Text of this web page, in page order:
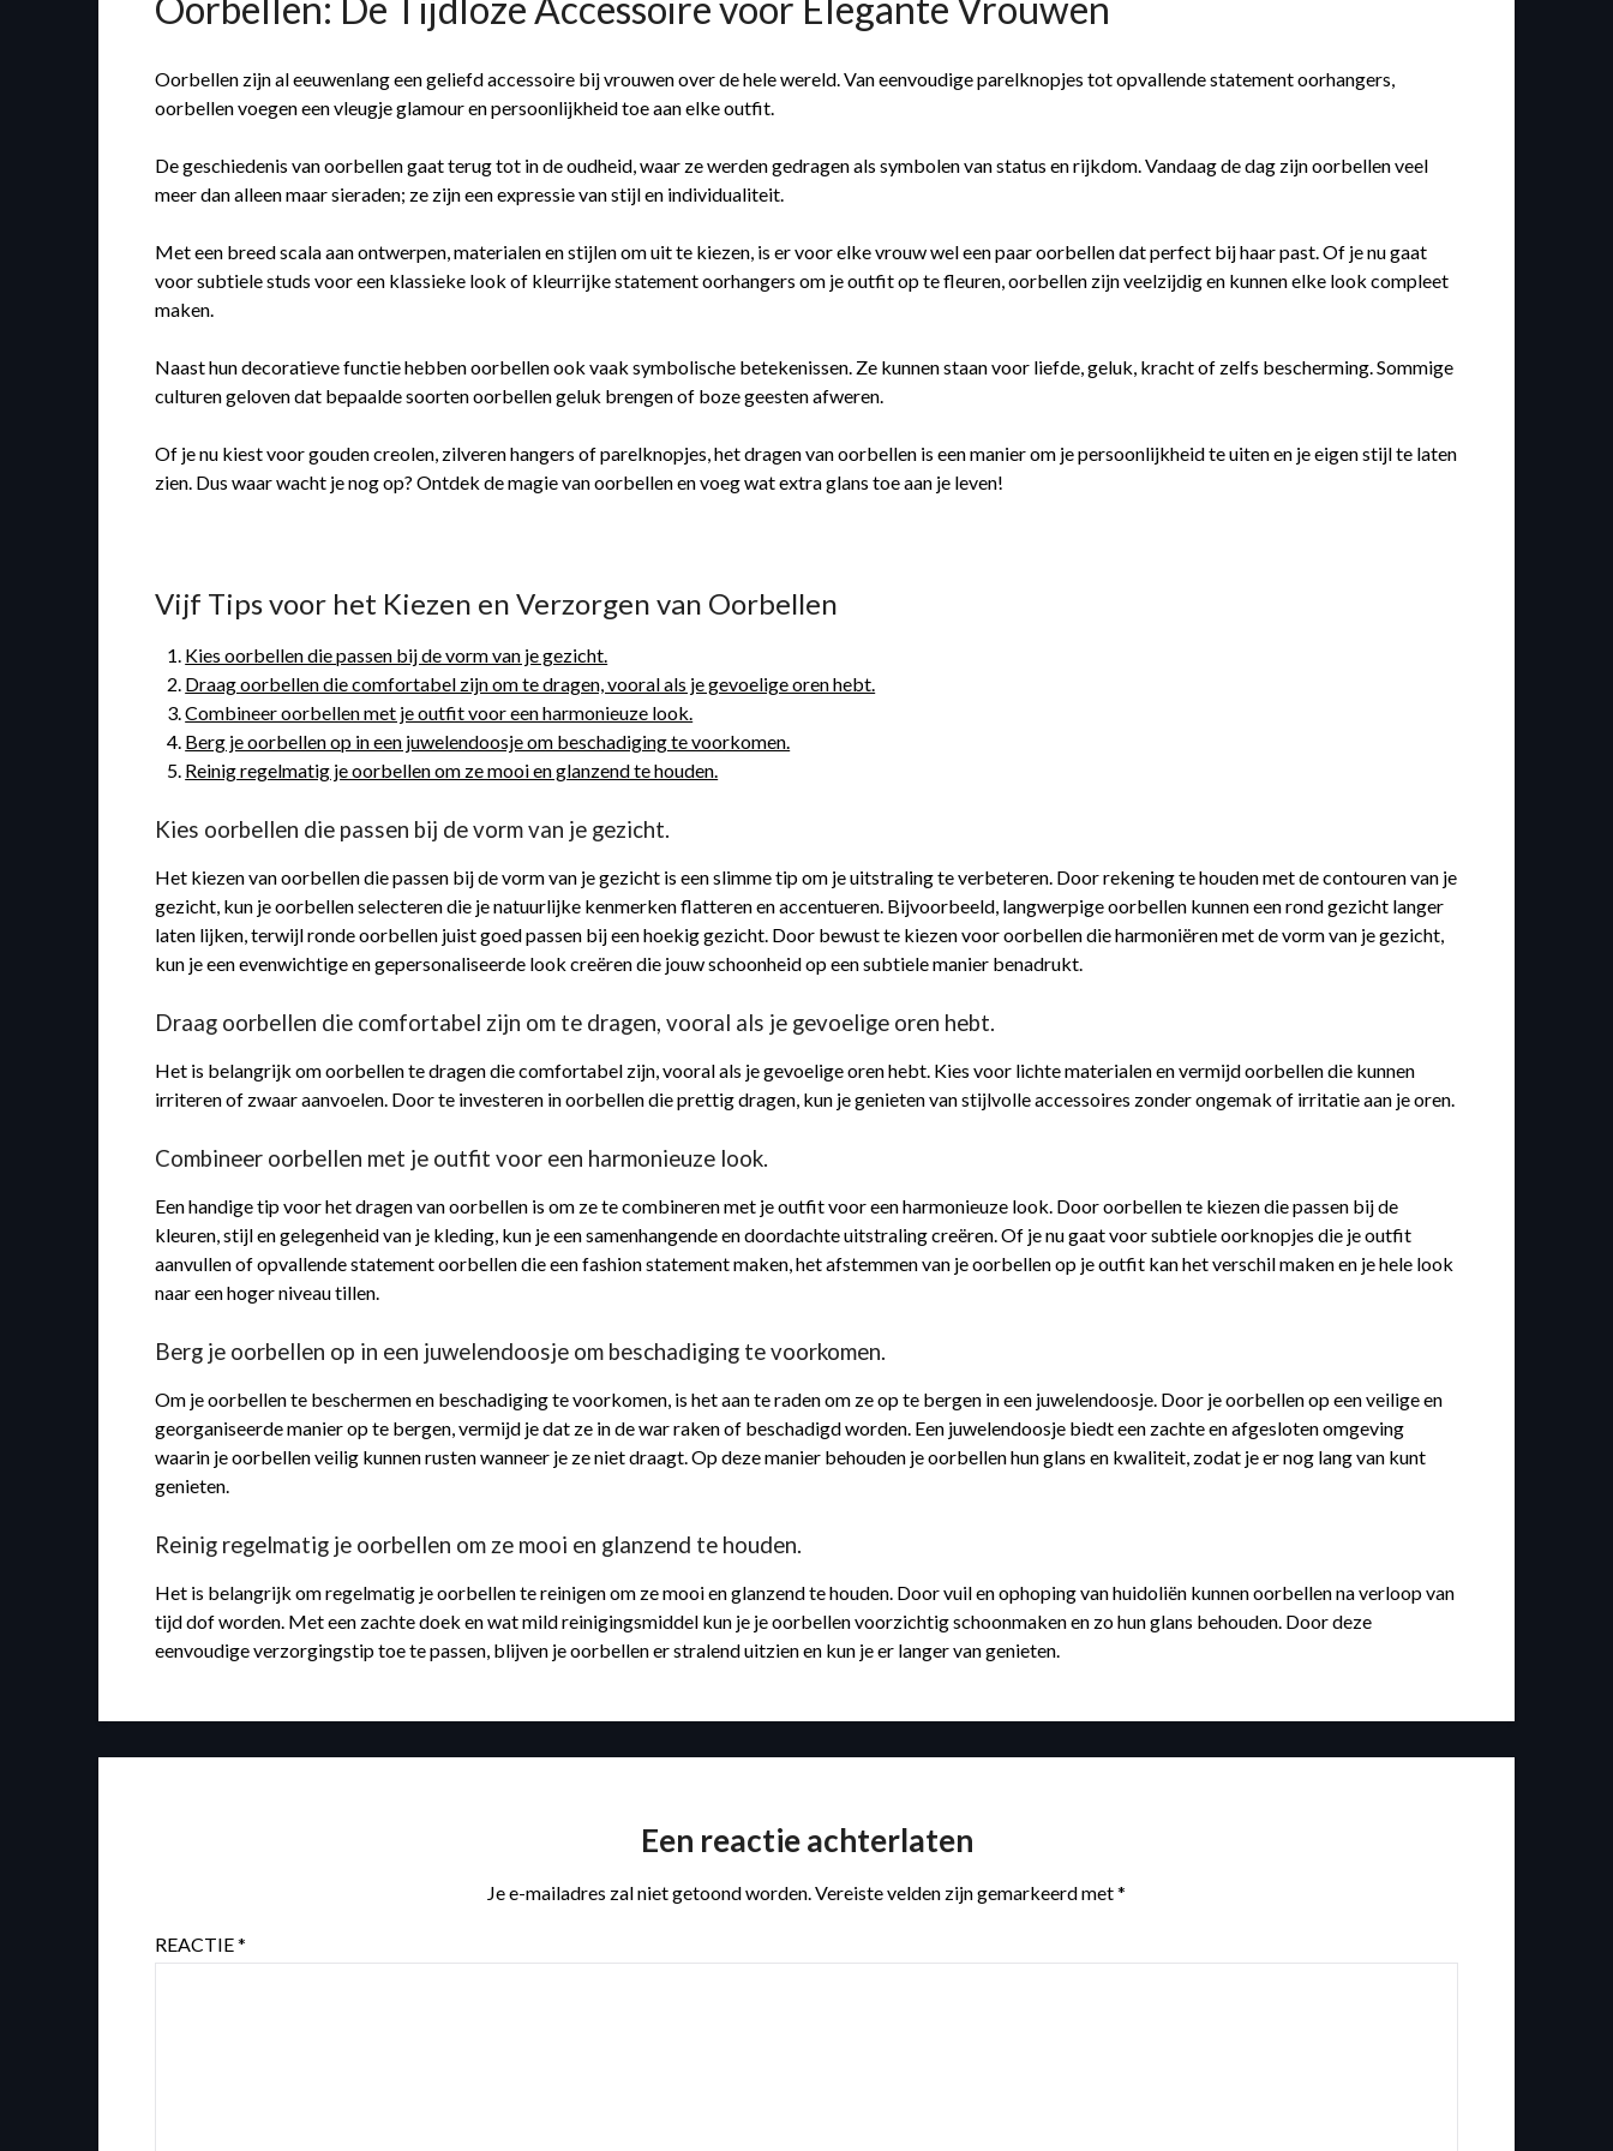
Oorbellen zijn al eeuwenlang een geliefd accessoire bij vrouwen over de hele wereld. Van eenvoudige parelknopjes tot opvallende statement oorhangers,
oorbellen voegen een vleugje glamour en persoonlijkheid toe aan elke outfit.
De geschiedenis van oorbellen gaat terug tot in de oudheid, waar ze werden gedragen als symbolen van status en rijkdom. Vandaag de dag zijn oorbellen veel
meer dan alleen maar sieraden; ze zijn een expressie van stijl en individualiteit.
Met een breed scala aan ontwerpen, materialen en stijlen om uit te kiezen, is er voor elke vrouw wel een paar oorbellen dat perfect bij haar past. Of je nu gaat
voor subtiele studs voor een klassieke look of kleurrijke statement oorhangers om je outfit op te fleuren, oorbellen zijn veelzijdig en kunnen elke look compleet
maken.
Naast hun decoratieve functie hebben oorbellen ook vaak symbolische betekenissen. Ze kunnen staan voor liefde, geluk, kracht of zelfs bescherming. Sommige
culturen geloven dat bepaalde soorten oorbellen geluk brengen of boze geesten afweren.
Of je nu kiest voor gouden creolen, zilveren hangers of parelknopjes, het dragen van oorbellen is een manier om je persoonlijkheid te uiten en je eigen stijl te laten
zien. Dus waar wacht je nog op? Ontdek de magie van oorbellen en voeg wat extra glans toe aan je leven!
Vijf Tips voor het Kiezen en Verzorgen van Oorbellen
Kies oorbellen die passen bij de vorm van je gezicht.
Draag oorbellen die comfortabel zijn om te dragen, vooral als je gevoelige oren hebt.
Combineer oorbellen met je outfit voor een harmonieuze look.
Berg je oorbellen op in een juwelendoosje om beschadiging te voorkomen.
Reinig regelmatig je oorbellen om ze mooi en glanzend te houden.
Kies oorbellen die passen bij de vorm van je gezicht.
Het kiezen van oorbellen die passen bij de vorm van je gezicht is een slimme tip om je uitstraling te verbeteren. Door rekening te houden met de contouren van je
gezicht, kun je oorbellen selecteren die je natuurlijke kenmerken flatteren en accentueren. Bijvoorbeeld, langwerpige oorbellen kunnen een rond gezicht langer
laten lijken, terwijl ronde oorbellen juist goed passen bij een hoekig gezicht. Door bewust te kiezen voor oorbellen die harmoniëren met de vorm van je gezicht,
kun je een evenwichtige en gepersonaliseerde look creëren die jouw schoonheid op een subtiele manier benadrukt.
Draag oorbellen die comfortabel zijn om te dragen, vooral als je gevoelige oren hebt.
Het is belangrijk om oorbellen te dragen die comfortabel zijn, vooral als je gevoelige oren hebt. Kies voor lichte materialen en vermijd oorbellen die kunnen
irriteren of zwaar aanvoelen. Door te investeren in oorbellen die prettig dragen, kun je genieten van stijlvolle accessoires zonder ongemak of irritatie aan je oren.
Combineer oorbellen met je outfit voor een harmonieuze look.
Een handige tip voor het dragen van oorbellen is om ze te combineren met je outfit voor een harmonieuze look. Door oorbellen te kiezen die passen bij de
kleuren, stijl en gelegenheid van je kleding, kun je een samenhangende en doordachte uitstraling creëren. Of je nu gaat voor subtiele oorknopjes die je outfit
aanvullen of opvallende statement oorbellen die een fashion statement maken, het afstemmen van je oorbellen op je outfit kan het verschil maken en je hele look
naar een hoger niveau tillen.
Berg je oorbellen op in een juwelendoosje om beschadiging te voorkomen.
Om je oorbellen te beschermen en beschadiging te voorkomen, is het aan te raden om ze op te bergen in een juwelendoosje. Door je oorbellen op een veilige en
georganiseerde manier op te bergen, vermijd je dat ze in de war raken of beschadigd worden. Een juwelendoosje biedt een zachte en afgesloten omgeving
waarin je oorbellen veilig kunnen rusten wanneer je ze niet draagt. Op deze manier behouden je oorbellen hun glans en kwaliteit, zodat je er nog lang van kunt
genieten.
Reinig regelmatig je oorbellen om ze mooi en glanzend te houden.
Het is belangrijk om regelmatig je oorbellen te reinigen om ze mooi en glanzend te houden. Door vuil en ophoping van huidoliën kunnen oorbellen na verloop van
tijd dof worden. Met een zachte doek en wat mild reinigingsmiddel kun je je oorbellen voorzichtig schoonmaken en zo hun glans behouden. Door deze
eenvoudige verzorgingstip toe te passen, blijven je oorbellen er stralend uitzien en kun je er langer van genieten.
Een reactie achterlaten
Je e-mailadres zal niet getoond worden. Vereiste velden zijn gemarkeerd met*
REACTIE*